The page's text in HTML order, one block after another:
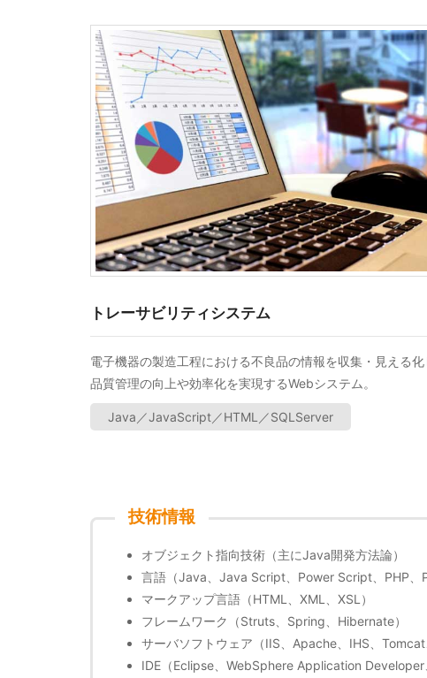
トレーサビリティシステム
電子機器の製造工程における不良品の情報を収集・見える化
品質管理の向上や効率化を実現するWebシステム。
Java／JavaScript／HTML／SQLServer
技術情報
オブジェクト指向技術（主にJava開発方法論）
言語（Java、Java Script、Power Script、PHP、
マークアップ言語（HTML、XML、XSL）
フレームワーク（Struts、Spring、Hibernate）
サーバソフトウェア（IIS、Apache、IHS、
IDE（Eclipse、WebSphere Application Developer